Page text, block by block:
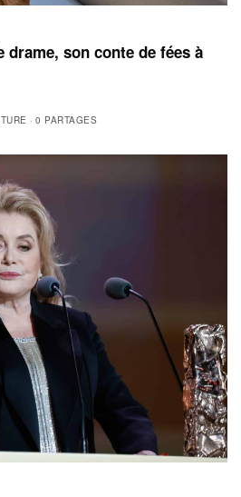
drame, son conte de fées à
0 PARTAGES